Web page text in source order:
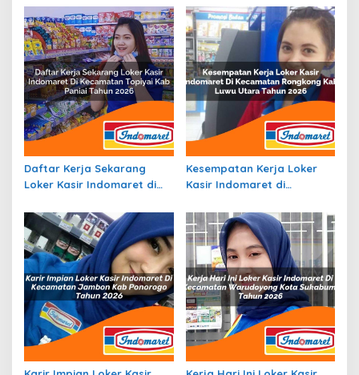
Utara Tahun 2026
Kepulauan Anambas Tahun
2026
Daftar Kerja Sekarang
Loker Kasir Indomaret di
Paniai Tahun 2026
Kesempatan Kerja Loker
Kasir Indomaret di
Luwu Utara Tahun 2026